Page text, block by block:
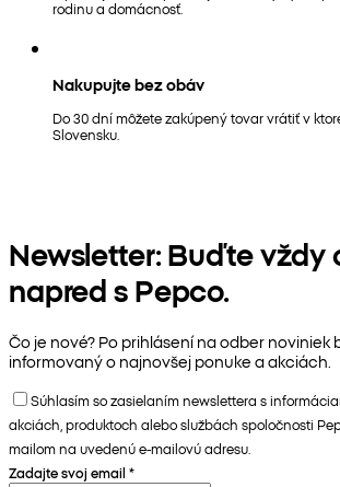
rodinu a domácnosť.
Nakupujte bez obáv
Do 30 dní môžete zakúpený tovar vrátiť v
Slovensku.
Newsletter: Buďte vždy
napred s Pepco.
Čo je nové? Po prihlásení na odber noviniek
informovaný o najnovšej ponuke a akciách.
Súhlasím so zasielaním newslettera s
akciách, produktoch alebo službách spoločnosti
mailom na uvedenú e-mailovú adresu.
Zadajte svoj email *